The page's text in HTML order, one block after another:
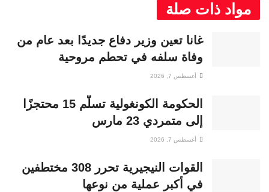
مواد ذات صلة
غانا تعين وزير دفاع جديدًا بعد عام من
وفاة سلفه في تحطم مروحية
أغسطس 7, 2026
الحكومة الكونغولية تسلّم 15 محتجزًا
إلى متمردي 23 مارس
أغسطس 7, 2026
القوات النيجيرية تحرر 308 مختطفين
في أكبر عملية من نوعها